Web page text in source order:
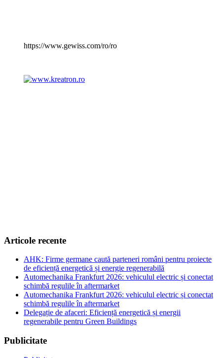
https://www.gewiss.com/ro/ro
Articole recente
AHK: Firme germane caută parteneri români pentru proiecte
de eficiență energetică și energie regenerabilă
Automechanika Frankfurt 2026: vehiculul electric și conectat
schimbă regulile în aftermarket
Automechanika Frankfurt 2026: vehiculul electric și conectat
schimbă regulile în aftermarket
Delegație de afaceri: Eficiență energetică și energii
regenerabile pentru Green Buildings
Publicitate